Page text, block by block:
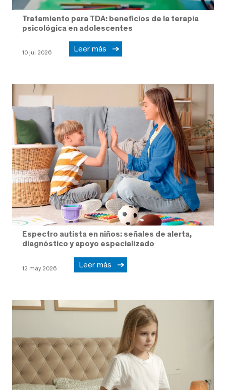
Tratamiento para TDA: beneficios de la terapia
psicológica en adolescentes
10 jul 2026 Leer más
Espectro autista en niños: señales de alerta,
diagnóstico y apoyo especializado
12 may 2026 Leer más